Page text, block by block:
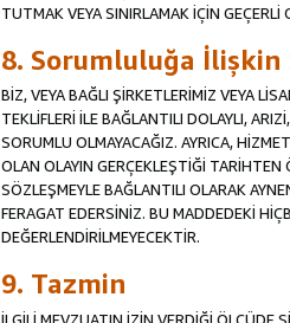
TUTMAK VEYA SINIRLAMAK İÇİN GEÇERLİ
8. Sorumluluğa İlişkin
BİZ, VEYA BAĞLI ŞİRKETLERİMİZ VEYA
TEKLİFLERİ İLE BAĞLANTILI DOLAYLI,
SORUMLU OLMAYACAĞIZ. AYRICA,
OLAN OLAYIN GERÇEKLEŞTİĞİ TARİHTEN
SÖZLEŞMEYLE BAĞLANTILI OLARAK
FERAGAT EDERSİNİZ. BU MADDEDEKİ
DEĞERLENDİRİLMEYECEKTİR.
9. Tazmin
İLGİLİ MEVZUATIN İZİN VERDİĞİ ÖLÇÜDE